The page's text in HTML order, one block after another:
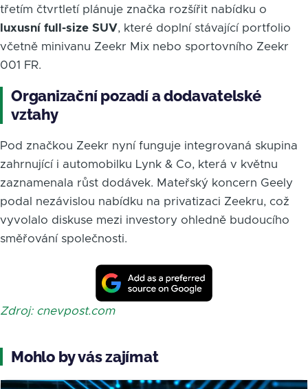
třetím čtvrtletí plánuje značka rozšířit nabídku o
luxusní full-size SUV, které doplní stávající portfolio
včetně minivanu Zeekr Mix nebo sportovního Zeekr
001 FR.
Organizační pozadí a dodavatelské
vztahy
Pod značkou Zeekr nyní funguje integrovaná skupina
zahrnující i automobilku Lynk & Co, která v květnu
zaznamenala růst dodávek. Mateřský koncern Geely
podal nezávislou nabídku na privatizaci Zeekru, což
vyvolalo diskuse mezi investory ohledně budoucího
směřování společnosti.
Zdroj: cnevpost.com
Mohlo by vás zajímat